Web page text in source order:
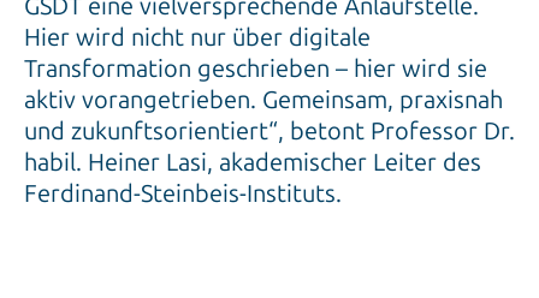
GSDT eine vielversprechende Anlaufstelle.
Hier wird nicht nur über digitale
Transformation geschrieben – hier wird sie
aktiv vorangetrieben. Gemeinsam, praxisnah
und zukunftsorientiert“, betont Professor Dr.
habil. Heiner Lasi, akademischer Leiter des
Ferdinand-Steinbeis-Instituts.